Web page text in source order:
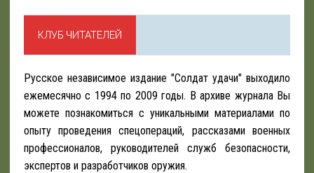
КЛУБ ЧИТАТЕЛЕЙ
Русское независимое издание "Солдат удачи" выходило
ежемесячно с 1994 по 2009 годы. В архиве журнала Вы
можете познакомиться с уникальными материалами по
опыту проведения спецопераций, рассказами военных
профессионалов, руководителей служб безопасности,
экспертов и разработчиков оружия.